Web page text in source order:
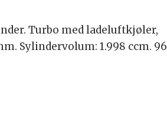
Turbo med ladeluftkjøler,
Sylindervolum: 1.998 ccm. 96